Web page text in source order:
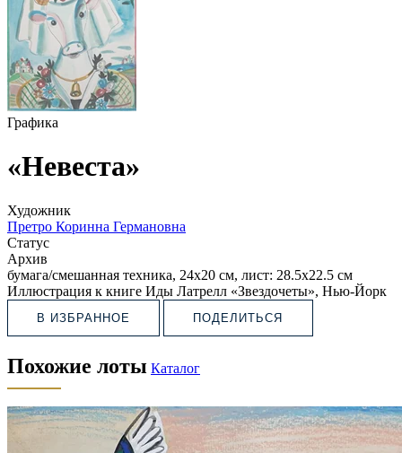
Графика
«Невеста»
Художник
Претро Коринна Германовна
Статус
Архив
бумага/смешанная техника, 24х20 см, лист: 28.5х22.5 см
Иллюстрация к книге Иды Латрелл «Звездочеты», Нью-Йорк
В ИЗБРАННОЕ ПОДЕЛИТЬСЯ
Похожие лоты Каталог